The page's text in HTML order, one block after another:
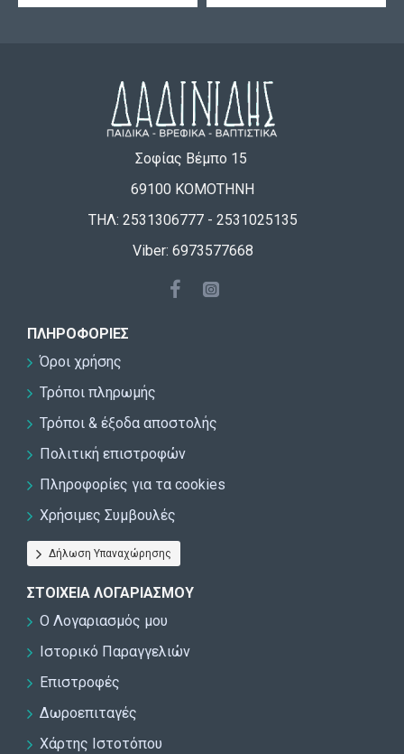
Σοφίας Βέμπο 15
69100 ΚΟΜΟΤΗΝΗ
ΤΗΛ: 2531306777 - 2531025135
Viber: 6973577668
ΠΛΗΡΟΦΟΡΊΕΣ
Όροι χρήσης
Τρόποι πληρωμής
Τρόποι & έξοδα αποστολής
Πολιτική επιστροφών
Πληροφορίες για τα cookies
Χρήσιμες Συμβουλές
Δήλωση Υπαναχώρησης
ΣΤΟΙΧΕΊΑ ΛΟΓΑΡΙΑΣΜΟΎ
Ο Λογαριασμός μου
Ιστορικό Παραγγελιών
Επιστροφές
Δωροεπιταγές
Χάρτης Ιστοτόπου